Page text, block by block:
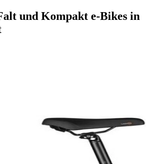
und Kompakt e-Bikes in